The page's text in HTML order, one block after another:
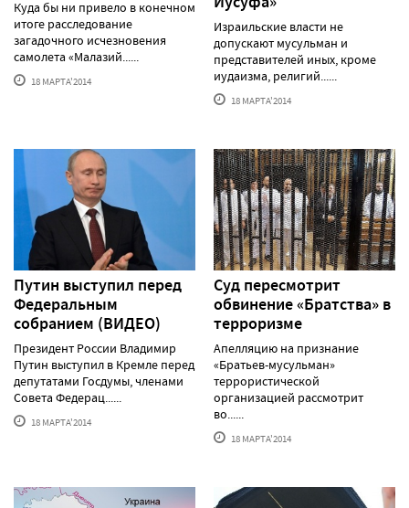
Куда бы ни привело в конечном
итоге расследование
загадочного исчезновения
самолета «Малазий......
18 МАРТА'2014
Израильские власти не
допускают мусульман и
представителей иных, кроме
иудаизма, религий......
18 МАРТА'2014
Путин выступил перед
Федеральным
собранием (ВИДЕО)
Президент России Владимир
Путин выступил в Кремле перед
депутатами Госдумы, членами
Совета Федерац......
18 МАРТА'2014
Суд пересмотрит
обвинение «Братства» в
терроризме
Апелляцию на признание
«Братьев-мусульман»
террористической
организацией рассмотрит
во......
18 МАРТА'2014